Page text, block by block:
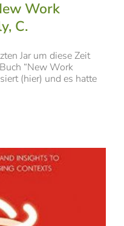
Work
C.
Jar um diese Zeit
“New Work
(hier) und es hatte